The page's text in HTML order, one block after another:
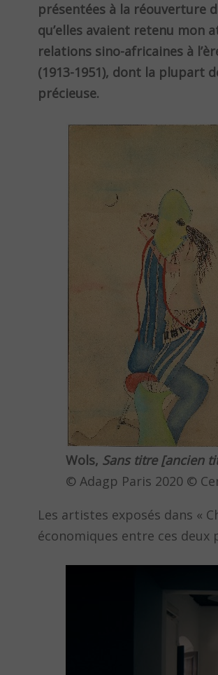
présentées à la réouverture
qu’elles avaient retenu mon
relations sino-africaines à
(1913-1951), dont la plupart
précieuse.
Wols, Sans titre [ancien
© Adagp Paris 2020 ©
Les artistes exposés dans «
économiques entre ces deux